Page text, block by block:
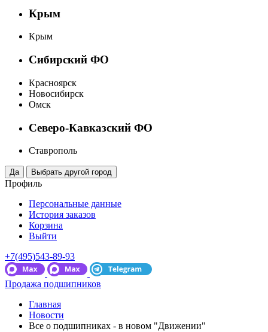
Крым
Крым
Сибирский ФО
Красноярск
Новосибирск
Омск
Северо-Кавказский ФО
Ставрополь
Профиль
Персональные данные
История заказов
Корзина
Выйти
+7(495)543-89-93
Продажа подшипников
Главная
Новости
Все о подшипниках - в новом "Движении"